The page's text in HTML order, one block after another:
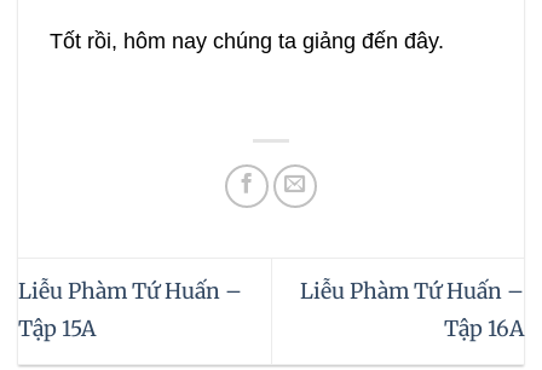
Tốt rồi, hôm nay chúng ta giảng đến đây.
Liễu Phàm Tứ Huấn –
Tập 15A
Liễu Phàm Tứ Huấn –
Tập 16A